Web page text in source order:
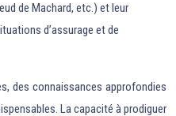
de Machard, etc.) et leur
d’assurage et de
des connaissances approfondies
La capacité à prodiguer